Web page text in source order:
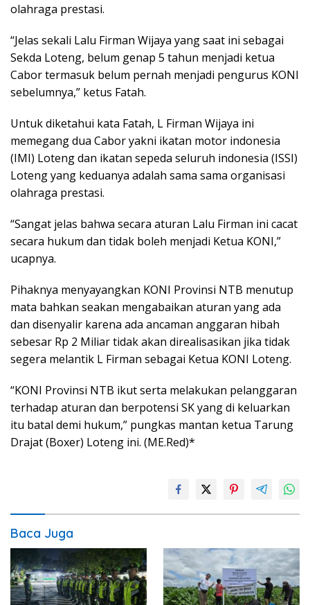
olahraga prestasi.
“Jelas sekali Lalu Firman Wijaya yang saat ini sebagai
Sekda Loteng, belum genap 5 tahun menjadi ketua
Cabor termasuk belum pernah menjadi pengurus KONI
sebelumnya,” ketus Fatah.
Untuk diketahui kata Fatah, L Firman Wijaya ini
memegang dua Cabor yakni ikatan motor indonesia
(IMI) Loteng dan ikatan sepeda seluruh indonesia (ISSI)
Loteng yang keduanya adalah sama sama organisasi
olahraga prestasi.
“Sangat jelas bahwa secara aturan Lalu Firman ini cacat
secara hukum dan tidak boleh menjadi Ketua KONI,”
ucapnya.
Pihaknya menyayangkan KONI Provinsi NTB menutup
mata bahkan seakan mengabaikan aturan yang ada
dan disenyalir karena ada ancaman anggaran hibah
sebesar Rp 2 Miliar tidak akan direalisasikan jika tidak
segera melantik L Firman sebagai Ketua KONI Loteng.
“KONI Provinsi NTB ikut serta melakukan pelanggaran
terhadap aturan dan berpotensi SK yang di keluarkan
itu batal demi hukum,” pungkas mantan ketua Tarung
Drajat (Boxer) Loteng ini. (ME.Red)*
Baca Juga